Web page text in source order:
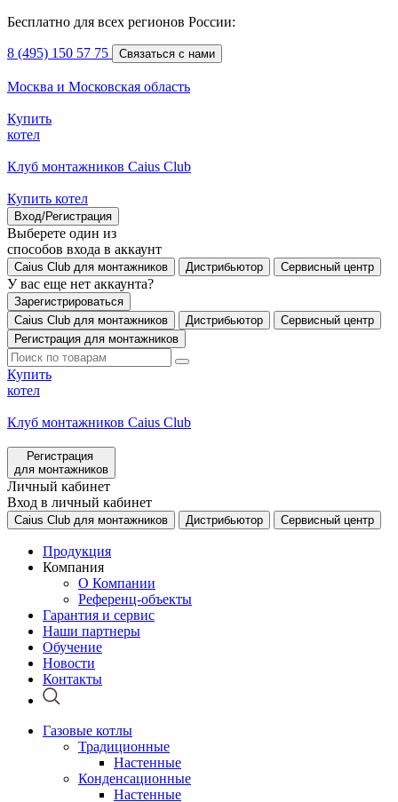
Бесплатно для всех регионов России:
8 (495) 150 57 75 Связаться с нами
Москва и Московская область
Купить
котел
Клуб монтажников Caius Club
Купить котел
Вход/Регистрация
Выберете один из
способов входа в аккаунт
Caius Club для монтажников Дистрибьютор Сервисный центр
У вас еще нет аккаунта?
Зарегистрироваться
Caius Club для монтажников
Дистрибьютор
Сервисный центр
Регистрация для монтажников
Купить
котел
Клуб монтажников Caius Club
Регистрация
для монтажников
Личный кабинет
Вход в личный кабинет
Caius Club для монтажников Дистрибьютор Сервисный центр
Продукция
Компания
О Компании
Референц-объекты
Гарантия и сервис
Наши партнеры
Обучение
Новости
Контакты
Газовые котлы
Традиционные
Настенные
Конденсационные
Настенные